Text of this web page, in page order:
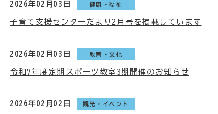
2026年02月03日 健康・福祉
子育て支援センターだより2月号を掲載しています
2026年02月03日 教育・文化
令和7年度定期スポーツ教室3期開催のお知らせ
2026年02月02日 観光・イベント